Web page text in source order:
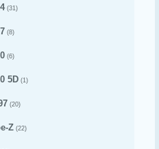
(31)
(8)
(6)
5D (1)
(20)
Z (22)